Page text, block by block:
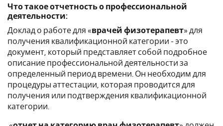
Что такое отчетность о профессиональной
деятельности:
Доклад о работе для «врачей физотерапевт» для
получения квалификационной категории - это
документ, который представляет собой подробное
описание профессиональной деятельности за
определенный период времени. Он необходим для
процедуры аттестации, которая проводится для
получения или подтверждения квалификационной
категории.